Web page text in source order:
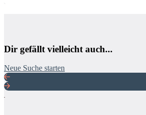
Dir gefällt vielleicht auch...
Neue Suche starten